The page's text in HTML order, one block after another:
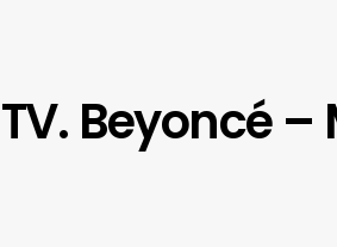
Beyoncé –